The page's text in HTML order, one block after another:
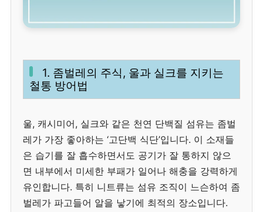
1. 좀벌레의 주식, 울과 실크를 지키는
철통 방어법
울, 캐시미어, 실크와 같은 천연 단백질 섬유는 좀벌
레가 가장 좋아하는 ‘고단백 식단’입니다. 이 소재들
은 습기를 잘 흡수하면서도 공기가 잘 통하지 않으
면 내부에서 미세한 부패가 일어나 해충을 강력하게
유인합니다. 특히 니트류는 섬유 조직이 느슨하여 좀
벌레가 파고들어 알을 낳기에 최적의 장소입니다.